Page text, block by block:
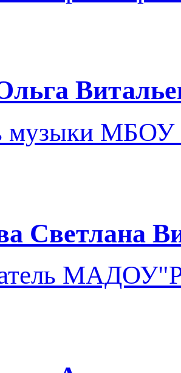
музыки МБОУ
Светлана